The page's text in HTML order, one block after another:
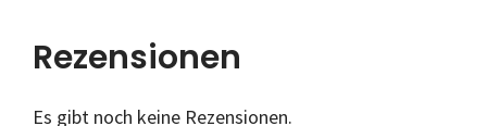
Rezensionen
Es gibt noch keine Rezensionen.